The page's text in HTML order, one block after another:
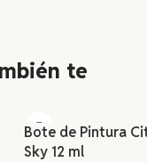
te
Bote de Pintura
Sky 12 ml